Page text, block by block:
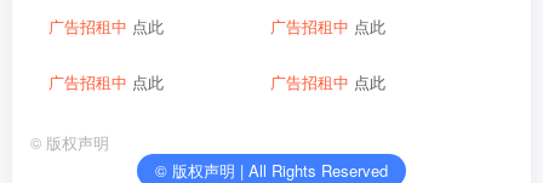
广告招租中 点此 广告招租中 点此
广告招租中 点此 广告招租中 点此
© 版权声明
© 版权声明 | All Rights Reserved